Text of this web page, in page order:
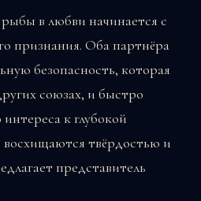
в любви начинается с
признания. Оба партнёра
безопасность, которая
союзах, и быстро
к глубокой
твёрдостью и
представитель